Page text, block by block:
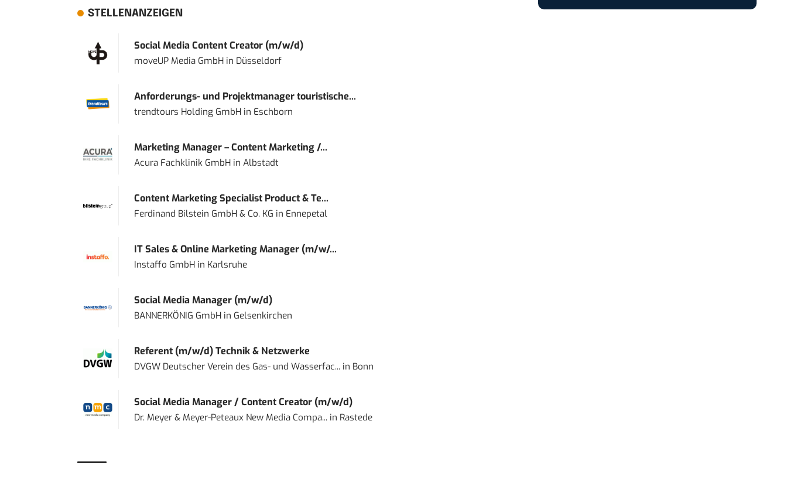
STELLENANZEIGEN
Social Media Content Creator (m/w/d)
moveUP Media GmbHin Düsseldorf
Anforderungs- und Projektmanager touristische...
trendtours Holding GmbHin Eschborn
Marketing Manager – Content Marketing /...
Acura Fachklinik GmbHin Albstadt
Content Marketing Specialist Product & Te...
Ferdinand Bilstein GmbH & Co. KG in Ennepetal
IT Sales & Online Marketing Manager (m/w/...
Instaffo GmbHin Karlsruhe
Social Media Manager (m/w/d)
BANNERKÖNIG GmbHin Gelsenkirchen
Referent (m/w/d) Technik & Netzwerke
DVGW Deutscher Verein des Gas- und Wasserfac...in Bonn
Social Media Manager / Content Creator (m/w/d)
Dr. Meyer & Meyer-Peteaux New Media Compa...in Rastede